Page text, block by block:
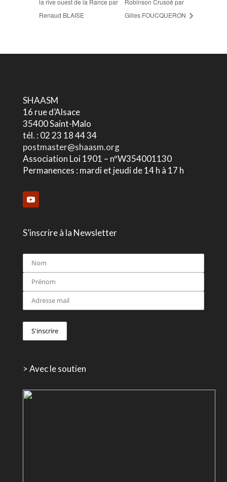
Renaud BLAISE
Gilles FOUCQUERON
SHAASM
16 rue d’Alsace
35400 Saint-Malo
tél. : 02 23 18 44 34
postmaster@shaasm.org
Association Loi 1901 – nºW354001130
Permanences : mardi et jeudi de 14 h à 17 h
S’inscrire à la Newsletter
> Avec le soutien